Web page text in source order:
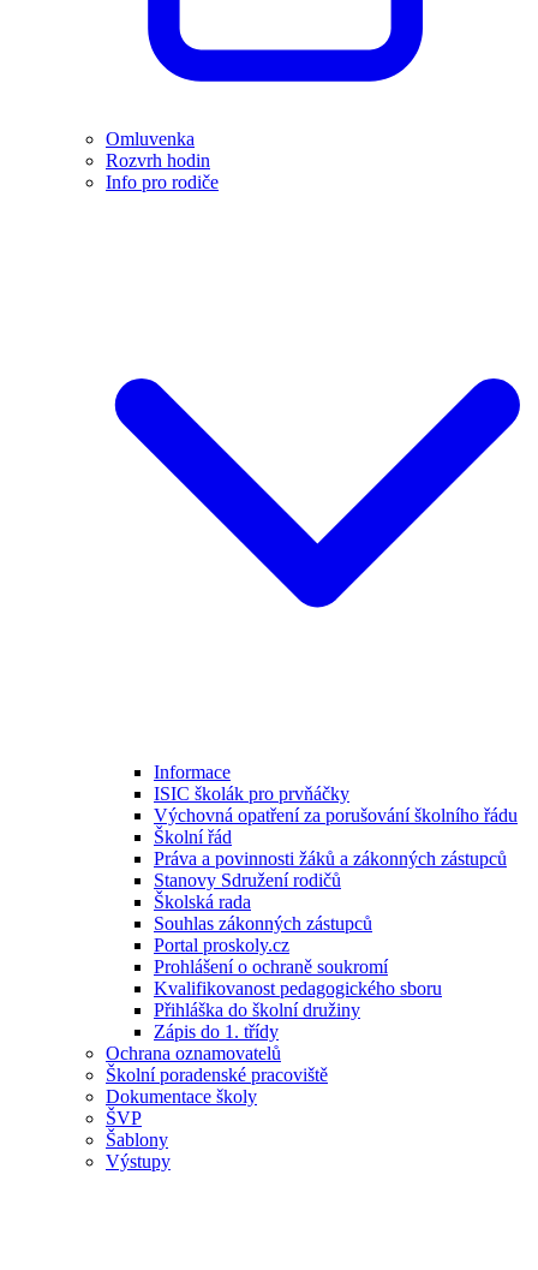
Omluvenka
Rozvrh hodin
Info pro rodiče
Informace
ISIC školák pro prvňáčky
Výchovná opatření za porušování školního řádu
Školní řád
Práva a povinnosti žáků a zákonných zástupců
Stanovy Sdružení rodičů
Školská rada
Souhlas zákonných zástupců
Portal proskoly.cz
Prohlášení o ochraně soukromí
Kvalifikovanost pedagogického sboru
Přihláška do školní družiny
Zápis do 1. třídy
Ochrana oznamovatelů
Školní poradenské pracoviště
Dokumentace školy
ŠVP
Šablony
Výstupy